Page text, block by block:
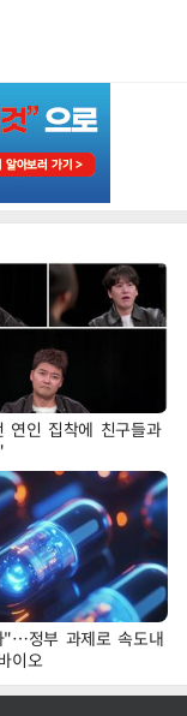
연인 집착에 친구들과
"…정부 과제로 속도내
이오